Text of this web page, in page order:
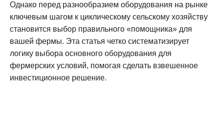
Однако перед разнообразием оборудования на рынке
ключевым шагом к циклическому сельскому хозяйству
становится выбор правильного «помощника» для
вашей фермы. Эта статья четко систематизирует
логику выбора основного оборудования для
фермерских условий, помогая сделать взвешенное
инвестиционное решение.